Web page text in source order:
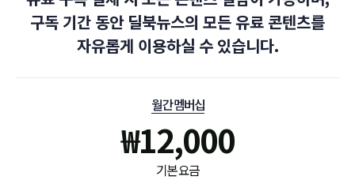
구독 기간 동안 딜북뉴스의 모든 유료 콘텐츠를
자유롭게 이용하실 수 있습니다.
월간 멤버십
₩12,000
기본 요금